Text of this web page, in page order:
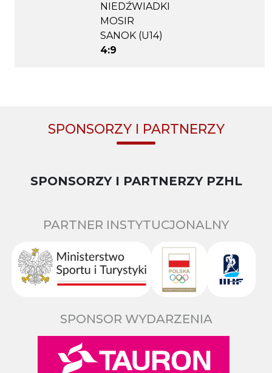
NIEDŹWIADKI
MOSIR
SANOK (U14)
4:9
SPONSORZY I PARTNERZY
SPONSORZY I PARTNERZY PZHL
PARTNER INSTYTUCJONALNY
SPONSOR WYDARZENIA